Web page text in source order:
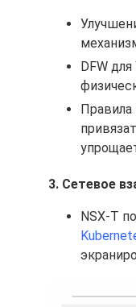
DFW
Правила
3. Сетевое
NSX-T